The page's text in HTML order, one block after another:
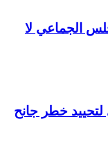
الجماعي لا
خطر جانح